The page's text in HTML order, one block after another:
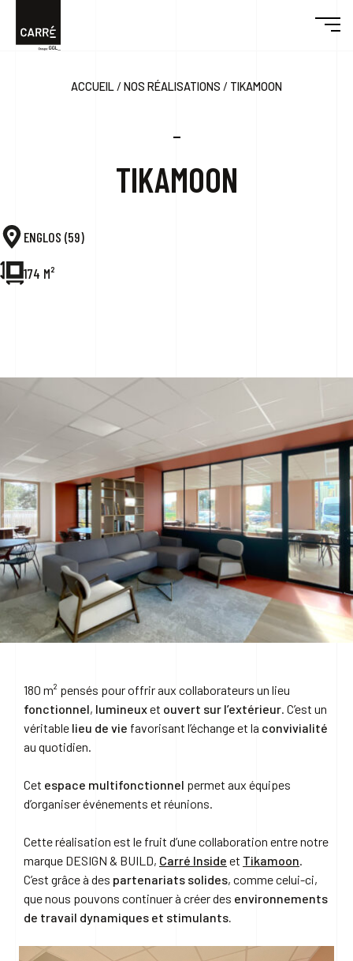
ACCUEIL / NOS RÉALISATIONS / TIKAMOON
_
TIKAMOON
ENGLOS (59)
174 M²
180 m² pensés pour offrir aux collaborateurs un lieu
fonctionnel, lumineuxet ouvert sur l’extérieur. C’est un
véritable lieu de vie favorisant l’échange et la convivialité
au quotidien.
Cet espace multifonctionnel permet aux équipes
d’organiser événements et réunions.
Cette réalisation est le fruit d’une collaboration entre notre
marque DESIGN & BUILD, Carré Inside et Tikamoon.
C’est grâce à des partenariats solides, comme celui-ci,
que nous pouvons continuer à créer des environnements
de travail dynamiques et stimulants.